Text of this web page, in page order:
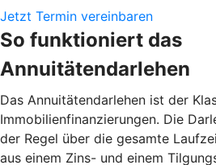
Jetzt Termin vereinbaren
So funktioniert das
Annuitätendarlehen
Das Annuitätendarlehen ist der
Immobilienfinanzierungen. Die
der Regel über die gesamte
aus einem Zins- und einem